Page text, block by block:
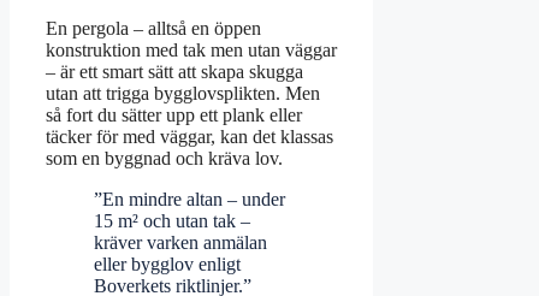
En pergola – alltså en öppen
konstruktion med tak men utan väggar
– är ett smart sätt att skapa skugga
utan att trigga bygglovsplikten. Men
så fort du sätter upp ett plank eller
täcker för med väggar, kan det klassas
som en byggnad och kräva lov.
”En mindre altan – under
15 m² och utan tak –
kräver varken anmälan
eller bygglov enligt
Boverkets riktlinjer.”